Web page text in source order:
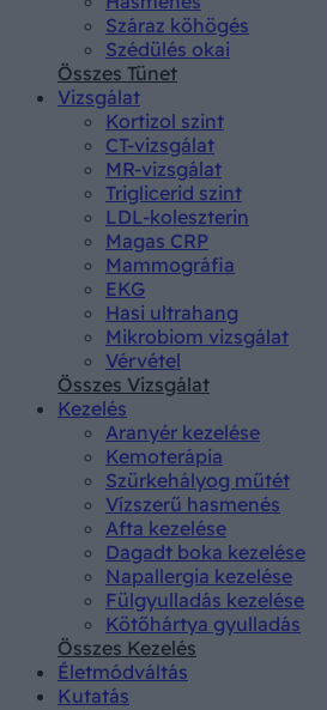
Száraz köhögés
Szédülés okai
Összes Tünet
Vizsgálat
Kortizol szint
CT-vizsgálat
MR-vizsgálat
Triglicerid szint
LDL-koleszterin
Magas CRP
Mammográfia
EKG
Hasi ultrahang
Mikrobiom vizsgálat
Vérvétel
Összes Vizsgálat
Kezelés
Aranyér kezelése
Kemoterápia
Szürkehályog műtét
Vízszerű hasmenés
Afta kezelése
Dagadt boka kezelése
Napallergia kezelése
Fülgyulladás kezelése
Kötőhártya gyulladás
Összes Kezelés
Életmódváltás
Kutatás